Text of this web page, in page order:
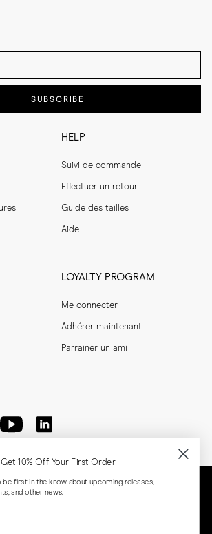
HELP
Suivi de commande
Effectuer un retour
Guide des tailles
Aide
LOYALTY PROGRAM
Me connecter
Adhérer maintenant
Parrainer un ami
SUBSCRIBE
Get 10% Off Your First Order
be first in the know about upcoming releases,
and other news.